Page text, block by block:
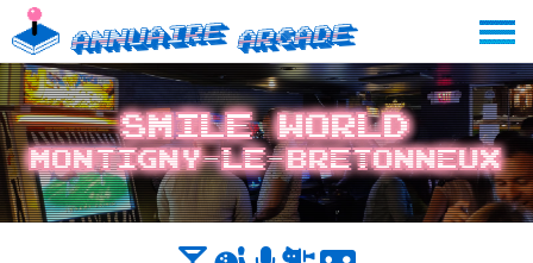
Skip
to
content
Annuaire Arcade
Smile World
Montigny-le-Bretonneux